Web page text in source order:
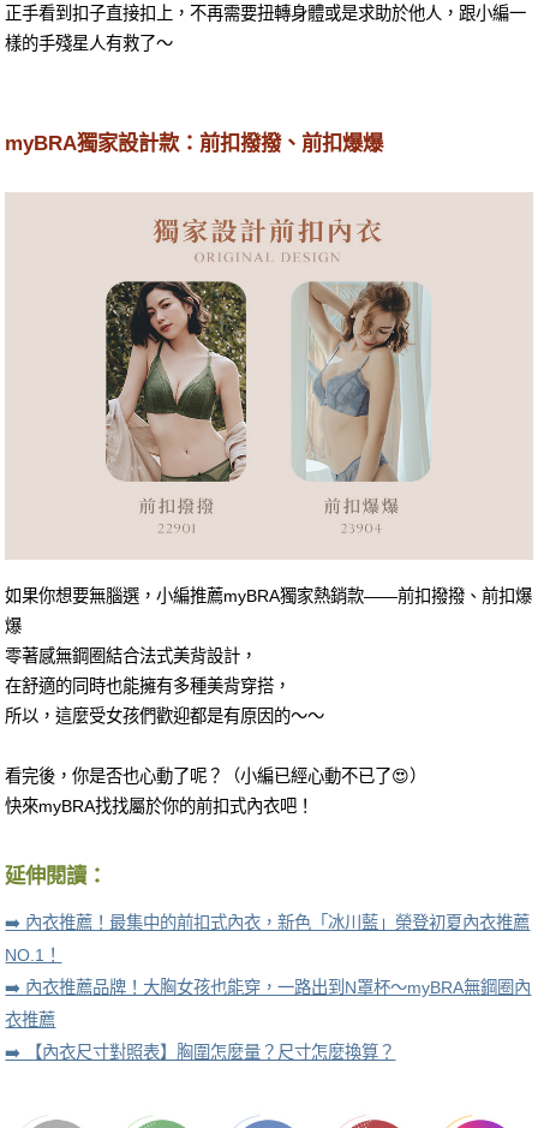
正手看到扣子直接扣上，不再需要扭轉身體或是求助於他人，跟小編一
樣的手殘星人有救了～
myBRA獨家設計款：前扣撥撥、前扣爆爆
如果你想要無腦選，小編推薦myBRA獨家熱銷款——前扣撥撥、前扣爆
爆
零著感無鋼圈結合法式美背設計，
在舒適的同時也能擁有多種美背穿搭，
所以，這麼受女孩們歡迎都是有原因的～～
看完後，你是否也心動了呢？（小編已經心動不已了😍）
快來myBRA找找屬於你的前扣式內衣吧！
延伸閱讀：
➡️ 內衣推薦！最集中的前扣式內衣，新色「冰川藍」榮登初夏內衣推薦
NO.1！
➡️ 內衣推薦品牌！大胸女孩也能穿，一路出到N罩杯～myBRA無鋼圈內
衣推薦
➡️ 【內衣尺寸對照表】胸圍怎麼量？尺寸怎麼換算？